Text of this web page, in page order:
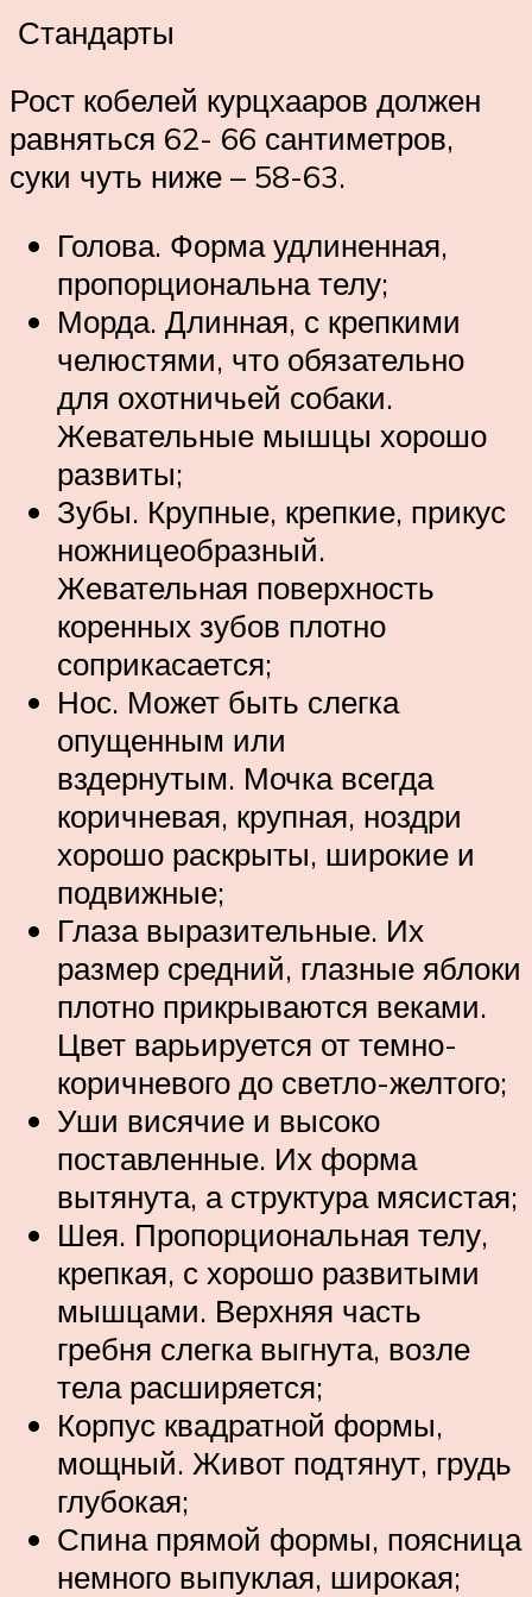
Стандарты
Рост кобелей курцхааров должен
равняться 62- 66 сантиметров,
суки чуть ниже – 58-63.
Голова. Форма удлиненная,
пропорциональна телу;
Морда. Длинная, с крепкими
челюстями, что обязательно
для охотничьей собаки.
Жевательные мышцы хорошо
развиты;
Зубы. Крупные, крепкие, прикус
ножницеобразный.
Жевательная поверхность
коренных зубов плотно
соприкасается;
Нос. Может быть слегка
опущенным или
вздернутым. Мочка всегда
коричневая, крупная, ноздри
хорошо раскрыты, широкие и
подвижные;
Глаза выразительные. Их
размер средний, глазные яблоки
плотно прикрываются веками.
Цвет варьируется от темно-
коричневого до светло-желтого;
Уши висячие и высоко
поставленные. Их форма
вытянута, а структура мясистая;
Шея. Пропорциональная телу,
крепкая, с хорошо развитыми
мышцами. Верхняя часть
гребня слегка выгнута, возле
тела расширяется;
Корпус квадратной формы,
мощный. Живот подтянут, грудь
глубокая;
Спина прямой формы, поясница
немного выпуклая, широкая;